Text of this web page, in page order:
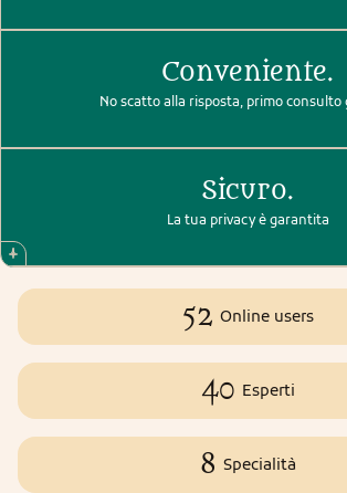
Conveniente.
No scatto alla risposta, primo
Sicuro.
La tua privacy è garantita
52 Online users
40 Esperti
8 Specialità